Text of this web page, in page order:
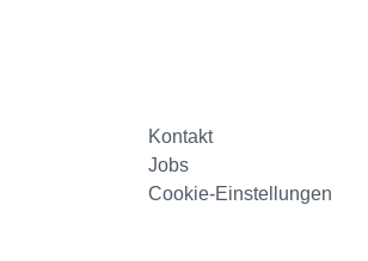
Kontakt
Jobs
Cookie-Einstellungen